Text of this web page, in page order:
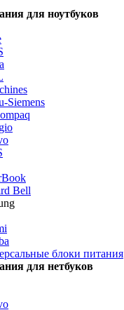
для ноутбуков
Siemens
Bell
блоки питания
для нетбуков